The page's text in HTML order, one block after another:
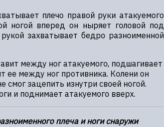
плечо правой руки атакуемого
ногой вперед он ныряет головой под
захватывает бедро разноименной
между ног атакуемого, подшагивает
ее между ног противника. Колени он
зацепить изнутри своей ногой.
и поднимает атакуемого вверх.
плеча и ноги снаружи